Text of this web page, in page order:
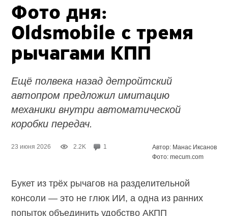
Фото дня:
Oldsmobile с тремя
рычагами КПП
Ещё полвека назад детройтский
автопром предложил имитацию
механики внутри автоматической
коробки передач.
23 июня 2026 2.2K 1
Автор: Манас Иксанов
Фото: mecum.com
Букет из трёх рычагов на разделительной
консоли — это не глюк ИИ, а одна из ранних
попыток объединить удобство АКПП